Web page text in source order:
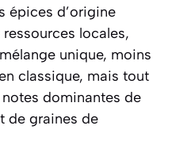
épices d’origine
locales,
unique, moins
classique, mais tout
dominantes de
de graines de